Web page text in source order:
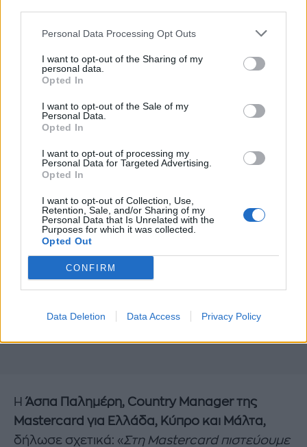
Personal Data Processing Opt Outs
I want to opt-out of the Sharing of my
personal data.
Opted In
I want to opt-out of the Sale of my
Personal Data.
Opted In
I want to opt-out of processing my
Personal Data for Targeted Advertising.
Opted In
I want to opt-out of Collection, Use,
Retention, Sale, and/or Sharing of my
Personal Data that Is Unrelated with the
Purposes for which it was collected.
Opted Out
CONFIRM
Data Deletion Data Access Privacy Policy
Η Άσπα Παλημέρη, Country Manager της
Mastercard για Ελλάδα, Κύπρο και Μάλτα,
δήλωσε σχετικά: «Στη Mastercard πιστεύουμε